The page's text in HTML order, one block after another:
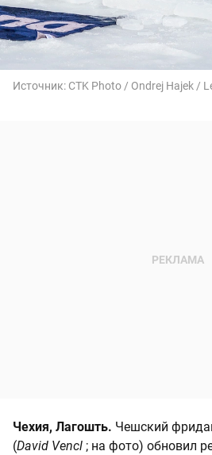
Источник: CTK Photo / Ondrej Hajek /
Чехия, Лагошть. Чешский
(David Vencl ; на фото) обновил